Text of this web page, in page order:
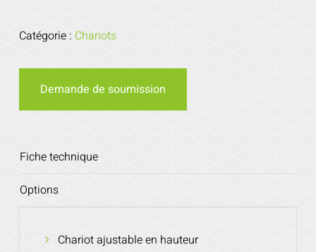
Catégorie : Chariots
Demande de soumission
Fiche technique
Options
Chariot ajustable en hauteur